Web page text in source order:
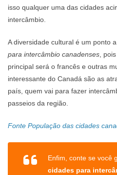
isso qualquer uma das cidades
intercâmbio.
A diversidade cultural é um ponto
para intercâmbio canadenses ,
principal será o francês e outras
interessante do Canadá são as
país, quem vai para fazer
passeios da região.
Fonte População das cidades
Enfim, conte se você
cidades para